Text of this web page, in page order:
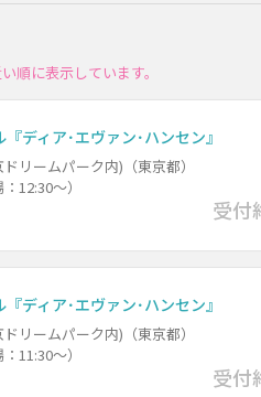
順に表示しています。
ディア･エヴァン･ハンセン』
リームパーク内)（東京都）
12:30～）
受付
ディア･エヴァン･ハンセン』
リームパーク内)（東京都）
11:30～）
受付